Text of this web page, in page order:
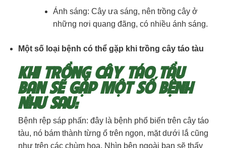
Ánh sáng: Cây ưa sáng, nên trồng cây ở
những nơi quang đãng, có nhiều ánh sáng.
Một số loại bệnh có thể gặp khi trồng cây táo tàu
KHI TRỒNG CÂY TÁO TẦU
BẠN SẼ GẶP MỘT SỐ BỆNH
NHƯ SAU:
Bệnh rệp sáp phấn: đây là bệnh phổ biến trên cây táo
tàu, nó bám thành từng ổ trên ngọn, mặt dưới lắ cũng
như trên các chùm hoa. Nhìn bên ngoài bạn sẽ thấy